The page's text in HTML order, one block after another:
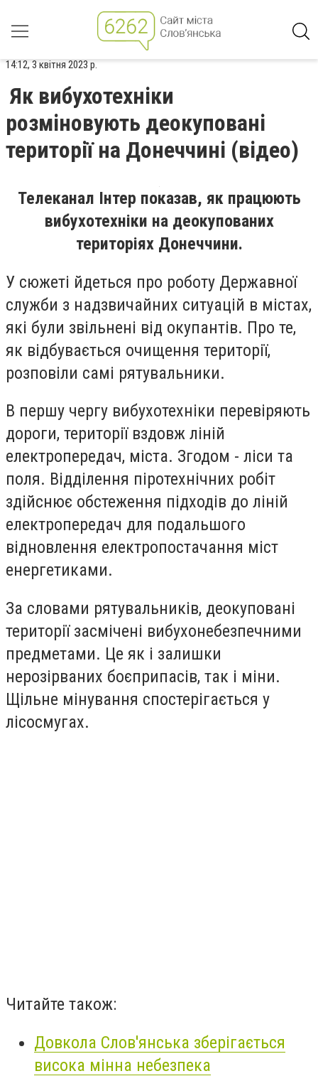
14:12, 3 квітня 2023 р.
Як вибухотехніки
розміновують деокуповані
території на Донеччині (відео)
Телеканал Інтер показав, як працюють
вибухотехніки на деокупованих
територіях Донеччини.
У сюжеті йдеться про роботу Державної
служби з надзвичайних ситуацій в містах,
які були звільнені від окупантів. Про те,
як відбувається очищення території,
розповіли самі рятувальники.
В першу чергу вибухотехніки перевіряють
дороги, території вздовж ліній
електропередач, міста. Згодом - ліси та
поля. Відділення піротехнічних робіт
здійснює обстеження підходів до ліній
електропередач для подальшого
відновлення електропостачання міст
енергетиками.
За словами рятувальників, деокуповані
території засмічені вибухонебезпечними
предметами. Це як і залишки
нерозірваних боєприпасів, так і міни.
Щільне мінування спостерігається у
лісосмугах.
Читайте також:
Довкола Слов'янська зберігається
висока мінна небезпека